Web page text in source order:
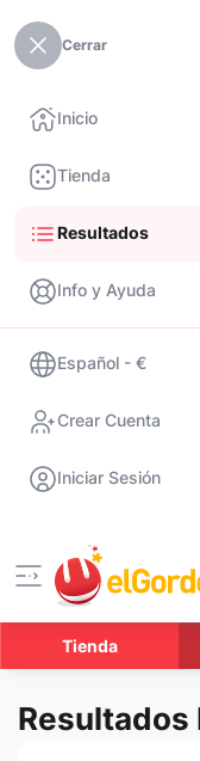
Cerrar
Inicio
Tienda
Resultados
Info y Ayuda
Español - €
Crear Cuenta
Iniciar Sesión
Tienda
Resultados